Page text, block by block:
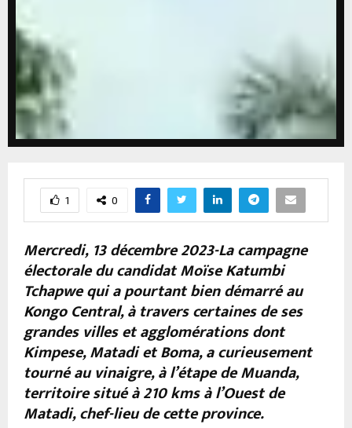
1 0
Mercredi, 13 décembre 2023-La campagne
électorale du candidat Moïse Katumbi
Tchapwe qui a pourtant bien démarré au
Kongo Central, à travers certaines de ses
grandes villes et agglomérations dont
Kimpese, Matadi et Boma, a curieusement
tourné au vinaigre, à l’étape de Muanda,
territoire situé à 210 kms à l’Ouest de
Matadi, chef-lieu de cette province.